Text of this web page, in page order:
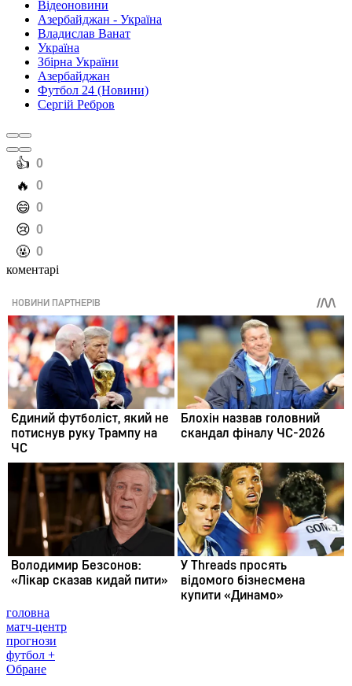
Відеоновини
Азербайджан - Україна
Владислав Ванат
Україна
Збірна України
Азербайджан
Футбол 24 (Новини)
Сергій Ребров
️👍 0
️🔥 0
️😄 0
️😢 0
️🤬 0
коментарі
головна
матч-центр
прогнози
футбол +
Обране